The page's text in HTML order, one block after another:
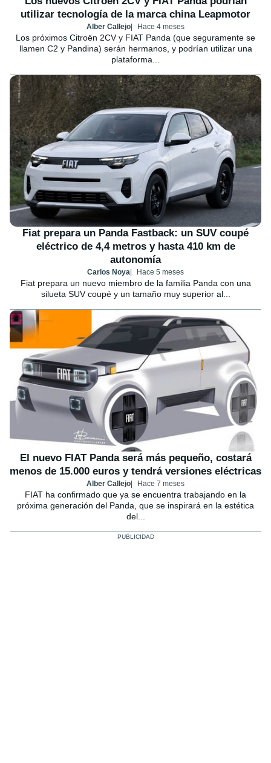
utilizar tecnología de la marca china Leapmotor
Alber Callejo Hace 4 meses
Los próximos Citroën 2CV y FIAT Panda (que seguramente se
llamen C2 y Pandina) serán hermanos, y podrían utilizar una
plataforma...
Fiat prepara un Panda Fastback: un SUV coupé
eléctrico de 4,4 metros y hasta 410 km de
autonomía
Carlos Noya Hace 5 meses
Fiat prepara un nuevo miembro de la familia Panda con una
silueta SUV coupé y un tamaño muy superior al...
El nuevo FIAT Panda será más pequeño, costará
menos de 15.000 euros y tendrá versiones eléctricas
Alber Callejo Hace 7 meses
FIAT ha confirmado que ya se encuentra trabajando en la
próxima generación del Panda, que se inspirará en la estética
del...